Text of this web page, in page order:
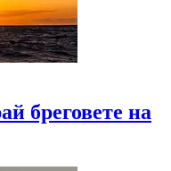
бреговете на